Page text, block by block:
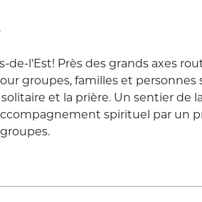
de-l'Est! Près des grands axes
groupes, familles et
et la prière. Un sentier de
spirituel par un